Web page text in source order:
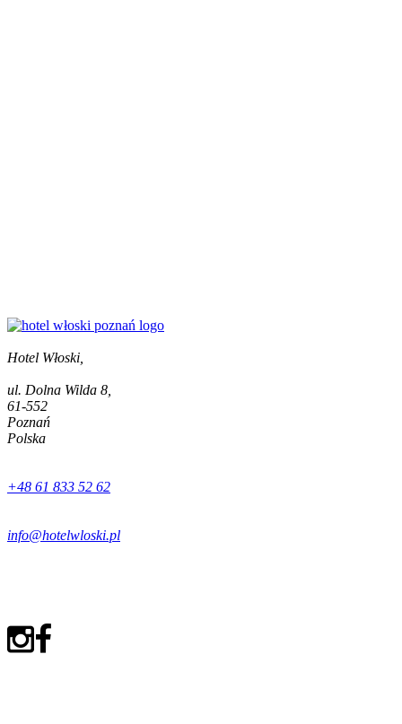
Hotel Włoski,
ul. Dolna Wilda 8,
61-552
Poznań
Polska
+48 61 833 52 62
info@hotelwloski.pl